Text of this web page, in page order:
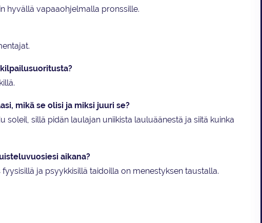
hyvällä vapaaohjelmalla pronssille.
mikä se olisi ja miksi juuri se?
sillä pidän laulajan uniikista lauluäänestä ja siitä kuinka
aikana?
ja psyykkisillä taidoilla on menestyksen taustalla.